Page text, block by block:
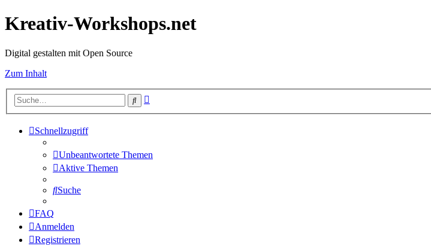
Kreativ-Workshops.net
Digital gestalten mit Open Source
Zum Inhalt
Suche
Schnellzugriff
Unbeantwortete Themen
Aktive Themen
Suche
FAQ
Anmelden
Registrieren